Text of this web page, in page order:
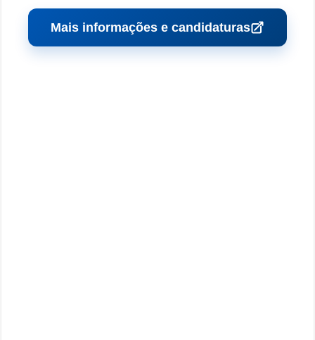
Mais informações e candidaturas